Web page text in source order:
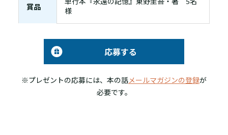
賞品
様
応募する
※プレゼントの応募には、本の話メールマガジンの登録が
必要です。